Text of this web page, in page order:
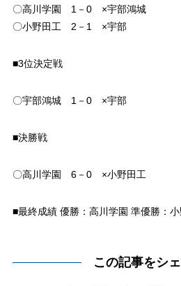
〇高川学園 1－0 ×宇部鴻城
〇小野田工 2－1 ×宇部
■3位決定戦
〇宇部鴻城 1－0 ×宇部
■決勝戦
〇高川学園 6－0 ×小野田工
■最終成績 優勝：高川学園 準優勝：
この記事をシ